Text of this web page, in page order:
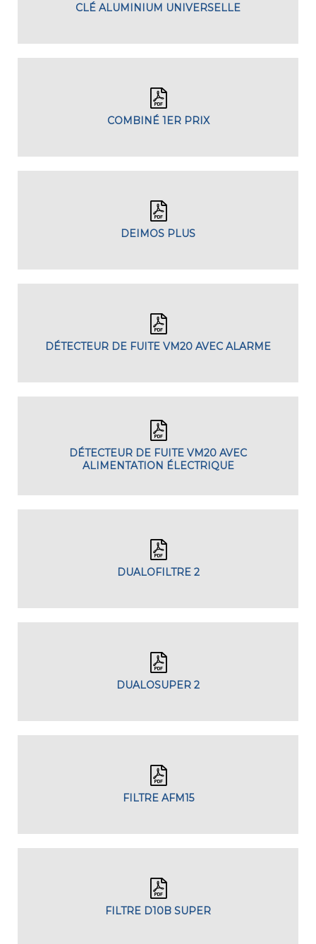
CLÉ ALUMINIUM UNIVERSELLE
COMBINÉ 1ER PRIX
DEIMOS PLUS
DÉTECTEUR DE FUITE VM20 AVEC ALARME
DÉTECTEUR DE FUITE VM20 AVEC
ALIMENTATION ÉLECTRIQUE
DUALOFILTRE 2
DUALOSUPER 2
FILTRE AFM15
FILTRE D10B SUPER